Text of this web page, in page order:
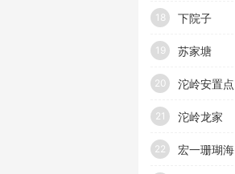
18 下院子
19 苏家塘
20 沱岭安置点
21 沱岭龙家
22 宏一珊瑚海